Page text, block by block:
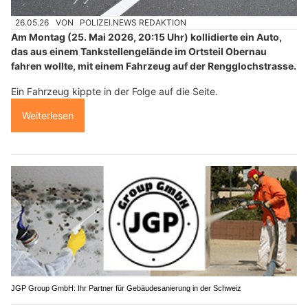
26.05.26 VON POLIZEI.NEWS REDAKTION
Am Montag (25. Mai 2026, 20:15 Uhr) kollidierte ein Auto,
das aus einem Tankstellengelände im Ortsteil Obernau
fahren wollte, mit einem Fahrzeug auf der Rengglochstrasse.
Ein Fahrzeug kippte in der Folge auf die Seite.
Weiterlesen
JGP Group GmbH: Ihr Partner für Gebäudesanierung in der Schweiz